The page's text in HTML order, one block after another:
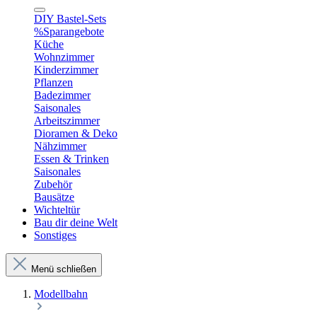
DIY Bastel-Sets
%Sparangebote
Küche
Wohnzimmer
Kinderzimmer
Pflanzen
Badezimmer
Saisonales
Arbeitszimmer
Dioramen & Deko
Nähzimmer
Essen & Trinken
Saisonales
Zubehör
Bausätze
Wichteltür
Bau dir deine Welt
Sonstiges
Menü schließen
Modellbahn